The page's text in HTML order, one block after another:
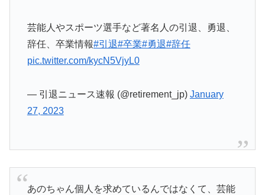
芸能人やスポーツ選手など著名人の引退、勇退、
辞任、卒業情報#引退#卒業#勇退#辞任
pic.twitter.com/kycN5VjyL0
— 引退ニュース速報 (@retirement_jp) January
27, 2023
あのちゃん個人を求めているんではなくて、芸能